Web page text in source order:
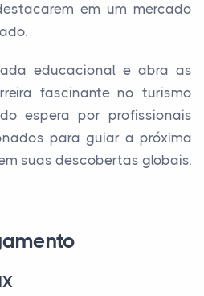
em um mercado
educacional e abra as
fascinante no turismo
espera por profissionais
para guiar a próxima
suas descobertas globais.